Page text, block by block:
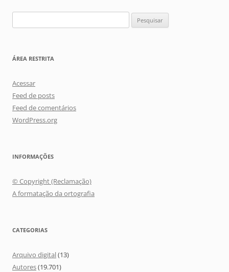
por:
ÁREA RESTRITA
Acessar
Feed de posts
Feed de comentários
WordPress.org
INFORMAÇÕES
© Copyright (Reclamação)
A formatação da ortografia
CATEGORIAS
Arquivo digital(13)
Autores(19.701)